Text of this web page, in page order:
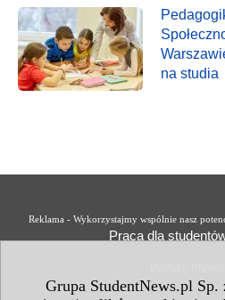
Grupa StudentNews.pl
na studia
Reklama - Wykorzystajmy wspólnie nasz
Praca dla